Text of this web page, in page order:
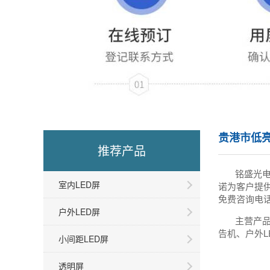
推荐产品
室内LED屏
户外LED屏
小间距LED屏
透明屏
贵港市低
铭盛光
诺为客户提
免费咨询电
主营产
告机、户外